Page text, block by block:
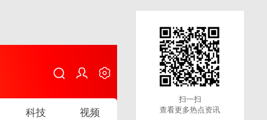
科技
视频
扫一扫
查看更多热点资讯
扫一扫
查看更多热点资讯